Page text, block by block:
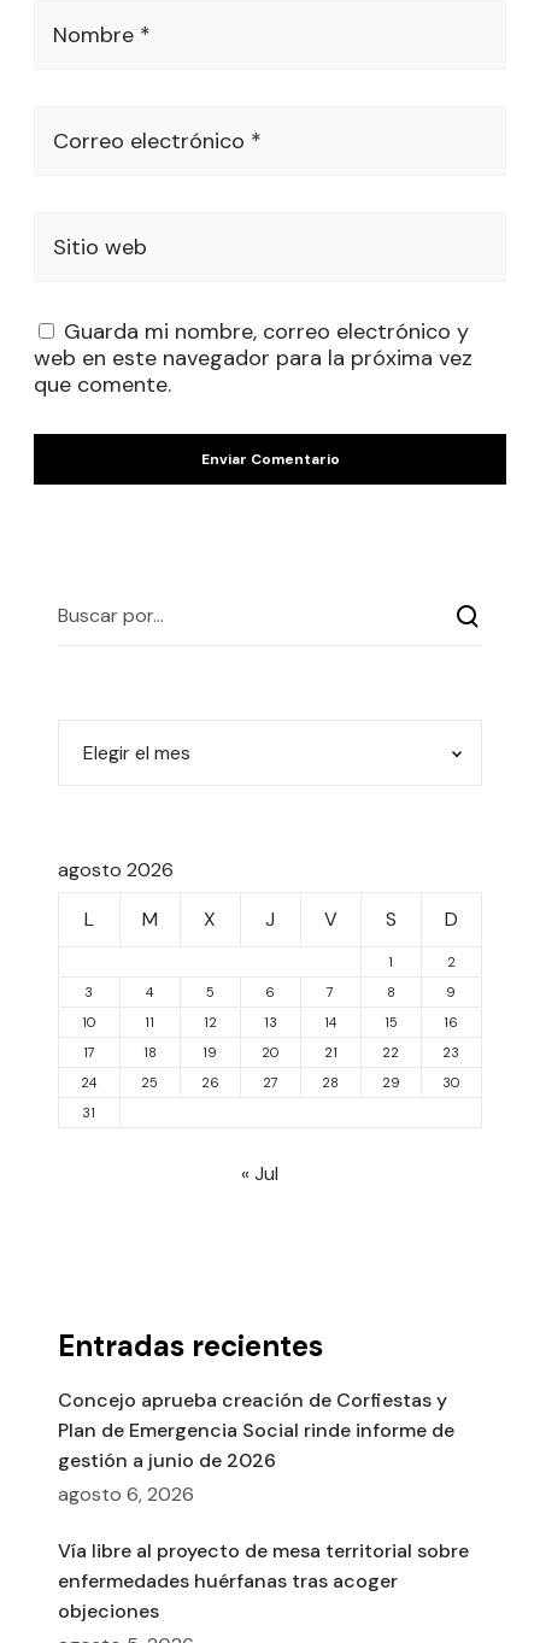
Nombre *
Correo electrónico *
Sitio web
Guarda mi nombre, correo electrónico y
web en este navegador para la próxima vez
que comente.
agosto 2026
L
M X J V S D
1
2
3
4 5 6 7 8
9
10
11 12 13 14 15
16
17
18 19 20 21 22
23
24
25 26 27 28 29
30
31
« Jul
Entradas recientes
Concejo aprueba creación de Corfiestas y
Plan de Emergencia Social rinde informe de
gestión a junio de 2026
agosto 6, 2026
Vía libre al proyecto de mesa territorial sobre
enfermedades huérfanas tras acoger
objeciones